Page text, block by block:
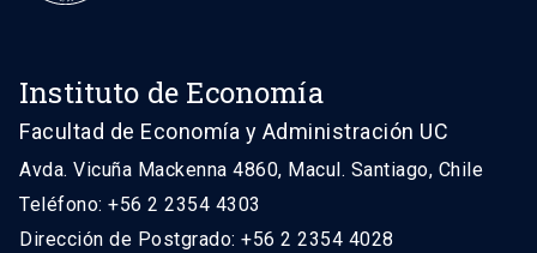
Instituto de Economía
Facultad de Economía y Administración UC
Avda. Vicuña Mackenna 4860, Macul. Santiago, Chile
Teléfono: +56 2 2354 4303
Dirección de Postgrado: +56 2 2354 4028